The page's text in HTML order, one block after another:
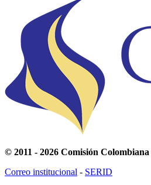
© 2011 - 2026 Comisión
Correo institucional - SERID